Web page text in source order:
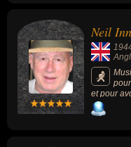
Neil
et pour
Dah
Rutles